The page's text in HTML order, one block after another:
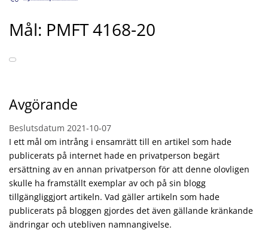
Mål: PMFT 4168-20
Avgörande
Beslutsdatum 2021-10-07
I ett mål om intrång i ensamrätt till en artikel som hade
publicerats på internet hade en privatperson begärt
ersättning av en annan privatperson för att denne olovligen
skulle ha framställt exemplar av och på sin blogg
tillgängliggjort artikeln. Vad gäller artikeln som hade
publicerats på bloggen gjordes det även gällande kränkande
ändringar och utebliven namnangivelse.